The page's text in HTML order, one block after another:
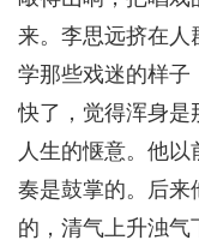
来。李思远挤在人
学那些戏迷的样子
快了，觉得浑身是
人生的惬意。他
奏是鼓掌的。后来
的，清气上升浊气